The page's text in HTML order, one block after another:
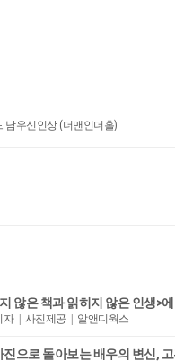
남우신인상 (더맨인더홀)
않은 책과 읽히지 않은 인생>
| 사진제공 | 알앤디웍스
진으로 돌아보는 배우의 변신, 고